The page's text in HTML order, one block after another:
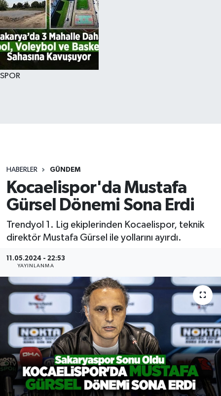
SPOR
HABERLER GÜNDEM
Kocaelispor'da Mustafa
Gürsel Dönemi Sona Erdi
Trendyol 1. Lig ekiplerinden Kocaelispor, teknik
direktör Mustafa Gürsel ile yollarını ayırdı.
11.05.2024 - 22:53
YAYINLANMA